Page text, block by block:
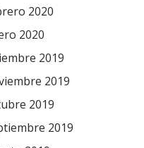
2020
2020
2019
2019
2019
2019